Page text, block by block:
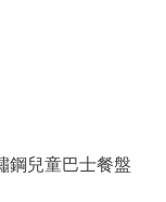
鋼兒童巴士餐盤